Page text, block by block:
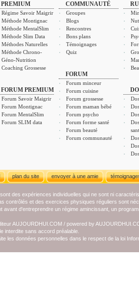
PREMIUM
Régime Savoir Maigrir
Méthode Montignac
Méthode MentalSlim
Méthode Slim Data
Méthodes Naturelles
Méthode Chrono-
Géno-Nutrition
Coaching Grossesse
FORUM PREMIUM
Forum Savoir Maigrir
Forum Montignac
Forum MentalSlim
Forum SLIM data
COMMUNAUTÉ
Groupes
Blogs
Rencontres
Bons plans
Témoignages
Quiz
FORUM
Forum minceur
Forum cuisine
Forum grossesse
Forum maman bébé
Forum psycho
Forum forme santé
Forum beauté
Forum communauté
plan du site envoyer à une amie
des expériences individuelles qui ne sont ni
contrôlés et des exercices physiques réguliers sont
avant d'entreprendre un régime amincissant, un
AUJOURDHUI.COM / powered by
interdite sans accord préalable.
les données personnelles dans le respect de la loi